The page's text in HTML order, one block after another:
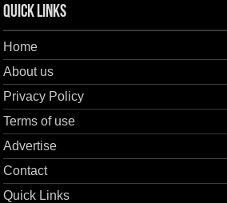
Quick Links
Home
About us
Privacy Policy
Terms of use
Advertise
Contact
Quick Links